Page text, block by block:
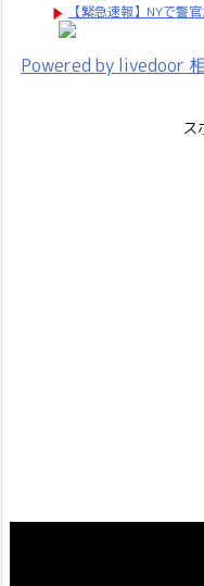
【緊急速報】NYで警
Powered by livedoor
ス